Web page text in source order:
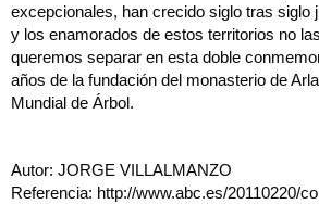
excepcionales, han crecido siglo tras siglo
y los enamorados de estos territorios no
queremos separar en esta doble
años de la fundación del monasterio de
Mundial de Árbol.
Autor: JORGE VILLALMANZO
Referencia: http://www.abc.es/20110220/